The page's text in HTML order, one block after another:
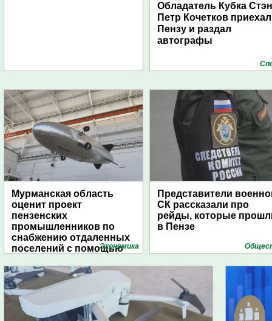
Обладатель Кубка
Петр Кочетков
Пензу и раздал
автографы
Мурманская область
оценит проект
пензенских
промышленников по
снабжению отдаленных
поселений с помощью
Экономика
Представители
СК рассказали про
рейды, которые
в Пензе